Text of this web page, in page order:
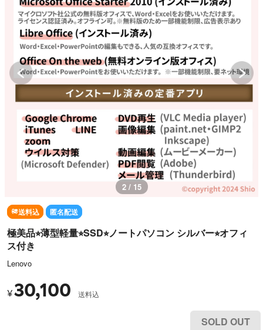
3 / 15
送料込 匿名配送
極美品⭐︎薄型軽量⭐︎SSD⭐︎ノートパソコン シルバー⭐︎オフィ
ス付き
Lenovo
¥30,100 送料込
SOLD OUT